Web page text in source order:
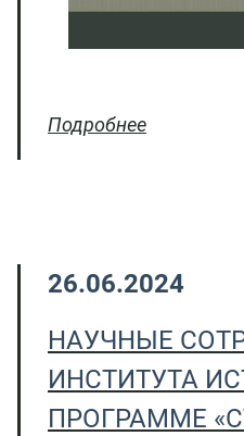
Подробнее
26.06.2024
НАУЧНЫЕ
ИНСТИТУТА
ПРОГРАММЕ